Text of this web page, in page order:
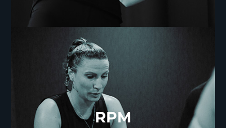
RPM
RPM
Enfourchez votre vélo pour le RPM, un cours de
cyclisme en intérieur à haute intensité. Ce